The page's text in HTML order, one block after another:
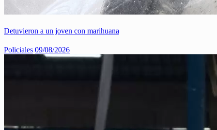
Detuvieron a un joven con marihuana
Policiales 09/08/2026